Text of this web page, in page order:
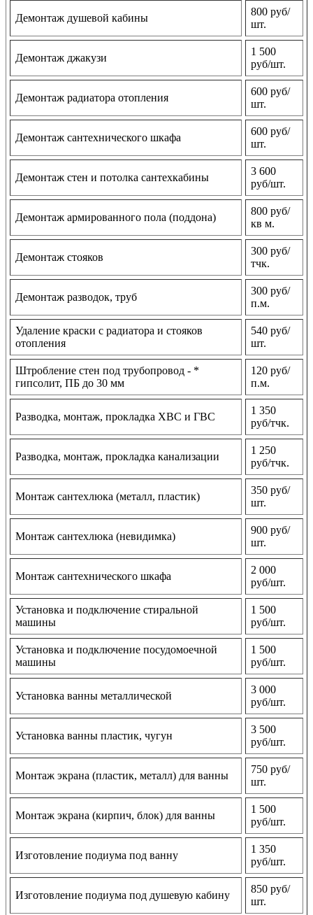
Демонтаж душевой кабины
800 руб/
шт.
Демонтаж джакузи
1 500
руб/шт.
Демонтаж радиатора отопления
600 руб/
шт.
Демонтаж сантехнического шкафа
600 руб/
шт.
Демонтаж стен и потолка сантехкабины
3 600
руб/шт.
Демонтаж армированного пола (поддона)
800 руб/
кв м.
Демонтаж стояков
300 руб/
тчк.
Демонтаж разводок, труб
300 руб/
п.м.
Удаление краски с радиатора и стояков
отопления
540 руб/
шт.
Штробление стен под трубопровод - *
гипсолит, ПБ до 30 мм
120 руб/
п.м.
Разводка, монтаж, прокладка ХВС и ГВС
1 350
руб/тчк.
Разводка, монтаж, прокладка канализации
1 250
руб/тчк.
Монтаж сантехлюка (металл, пластик)
350 руб/
шт.
Монтаж сантехлюка (невидимка)
900 руб/
шт.
Монтаж сантехнического шкафа
2 000
руб/шт.
Установка и подключение стиральной
машины
1 500
руб/шт.
Установка и подключение посудомоечной
машины
1 500
руб/шт.
Установка ванны металлической
3 000
руб/шт.
Установка ванны пластик, чугун
3 500
руб/шт.
Монтаж экрана (пластик, металл) для ванны
750 руб/
шт.
Монтаж экрана (кирпич, блок) для ванны
1 500
руб/шт.
Изготовление подиума под ванну
1 350
руб/шт.
Изготовление подиума под душевую кабину
850 руб/
шт.